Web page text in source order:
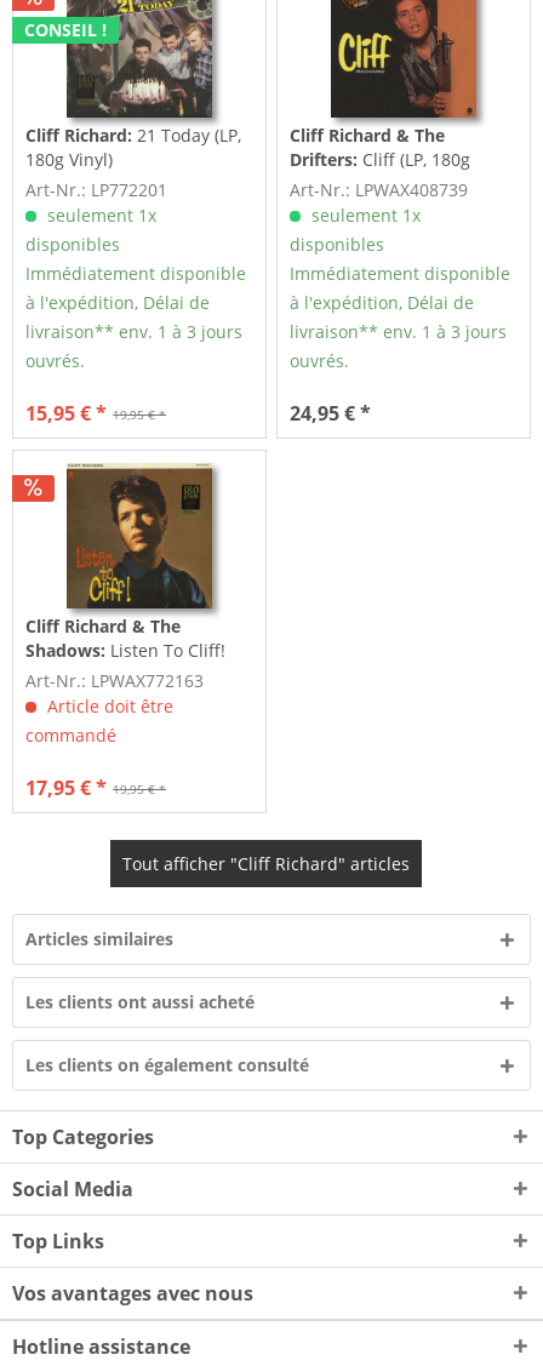
CONSEIL !
Cliff Richard:21 Today (LP,
180g Vinyl)
Art-Nr.: LP772201
seulement 1x
disponibles
Immédiatement disponible
à l'expédition, Délai de
livraison** env. 1 à 3 jours
ouvrés.
19,95 € *
15,95 € *
Cliff Richard & The
Drifters: Cliff (LP, 180g
Vinyl, Ltd.)
Art-Nr.: LPWAX408739
seulement 1x
disponibles
Immédiatement disponible
à l'expédition, Délai de
livraison** env. 1 à 3 jours
ouvrés.
24,95 € *
Cliff Richard & The
Shadows: Listen To Cliff!
(LP, 180g Vinyl, Ltd.)
Art-Nr.: LPWAX772163
Article doit être
commandé
19,95 € *
17,95 € *
Tout afficher "Cliff Richard" articles
Articles similaires
Les clients ont aussi acheté
Les clients on également consulté
Top Categories
Social Media
Top Links
Vos avantages avec nous
Hotline assistance